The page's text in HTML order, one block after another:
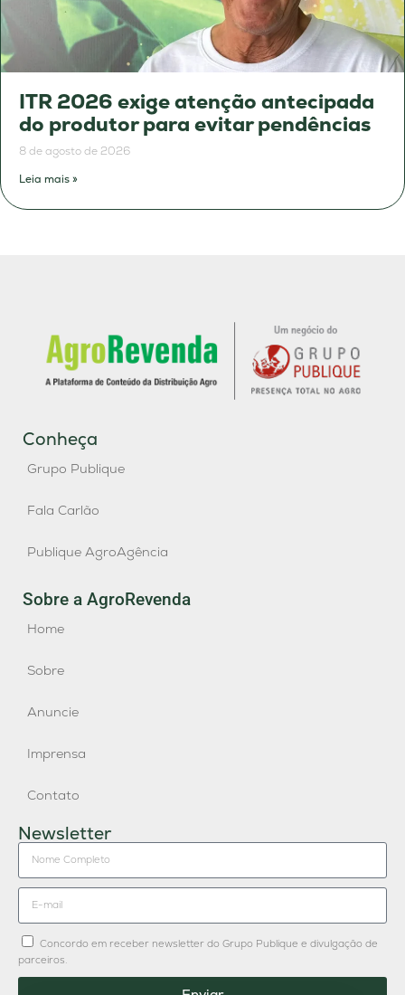
ITR 2026 exige atenção antecipada
do produtor para evitar pendências
8 de agosto de 2026
Leia mais »
Conheça
Grupo Publique
Fala Carlão
Publique AgroAgência
Sobre a AgroRevenda
Home
Sobre
Anuncie
Imprensa
Contato
Newsletter
Concordo em receber newsletter do Grupo Publique e divulgação de
parceiros.